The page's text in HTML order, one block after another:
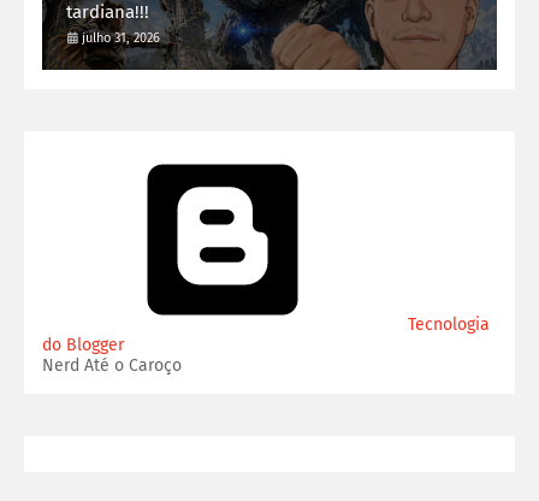
tardiana!!!
julho 31, 2026
Tecnologia
do Blogger
Nerd Até o Caroço